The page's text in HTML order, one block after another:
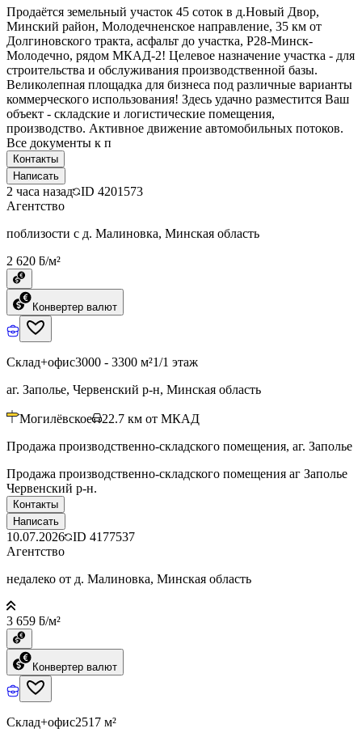
Продаётся земельный участок 45 соток в д.Новый Двор,
Минский район, Молодечненское направление, 35 км от
Долгиновского тракта, асфальт до участка, Р28-Минск-
Молодечно, рядом МКАД-2! Целевое назначение участка - для
строительства и обслуживания производственной базы.
Великолепная площадка для бизнеса под различные варианты
коммерческого использования! Здесь удачно разместится Ваш
объект - складские и логистические помещения,
производство. Активное движение автомобильных потоков.
Все документы к п
Контакты
Написать
2 часа назад ID 4201573
Агентство
поблизости с д. Малиновка, Минская область
2 620 ƃ/м²
Конвертер валют
Склад+офис3000 - 3300 м²1/1 этаж
аг. Заполье, Червенский р-н, Минская область
Могилёвское 22.7 км от МКАД
Продажа производственно-складского помещения, аг. Заполье
Продажа производственно-складского помещения аг Заполье
Червенский р-н.
Контакты
Написать
10.07.2026 ID 4177537
Агентство
недалеко от д. Малиновка, Минская область
3 659 ƃ/м²
Конвертер валют
Склад+офис2517 м²